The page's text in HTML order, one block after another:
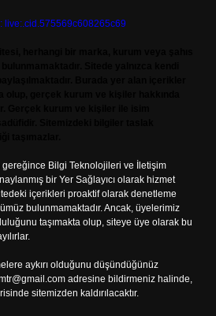
live:.cid.575569c608265c69
gereğince Bilgi Teknolojileri ve İletişim
bir Yer Sağlayıcı olarak hizmet
içerikleri proaktif olarak denetleme
bulunmamaktadır. Ancak, üyelerimiz
taşımakta olup, siteye üye olarak bu
aykırı olduğunu düşündüğünüz
adresine bildirmeniz halinde,
sitemizden kaldırılacaktır.